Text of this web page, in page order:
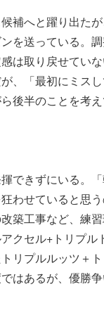
補へと躍り出た
を送っている。
は取り戻せてい
、「最初にミス
後半のことを考
できずにいる。
わせていると思
築工事など、練
クセル+トリプル
リプルルッツ＋
はあるが、優勝争